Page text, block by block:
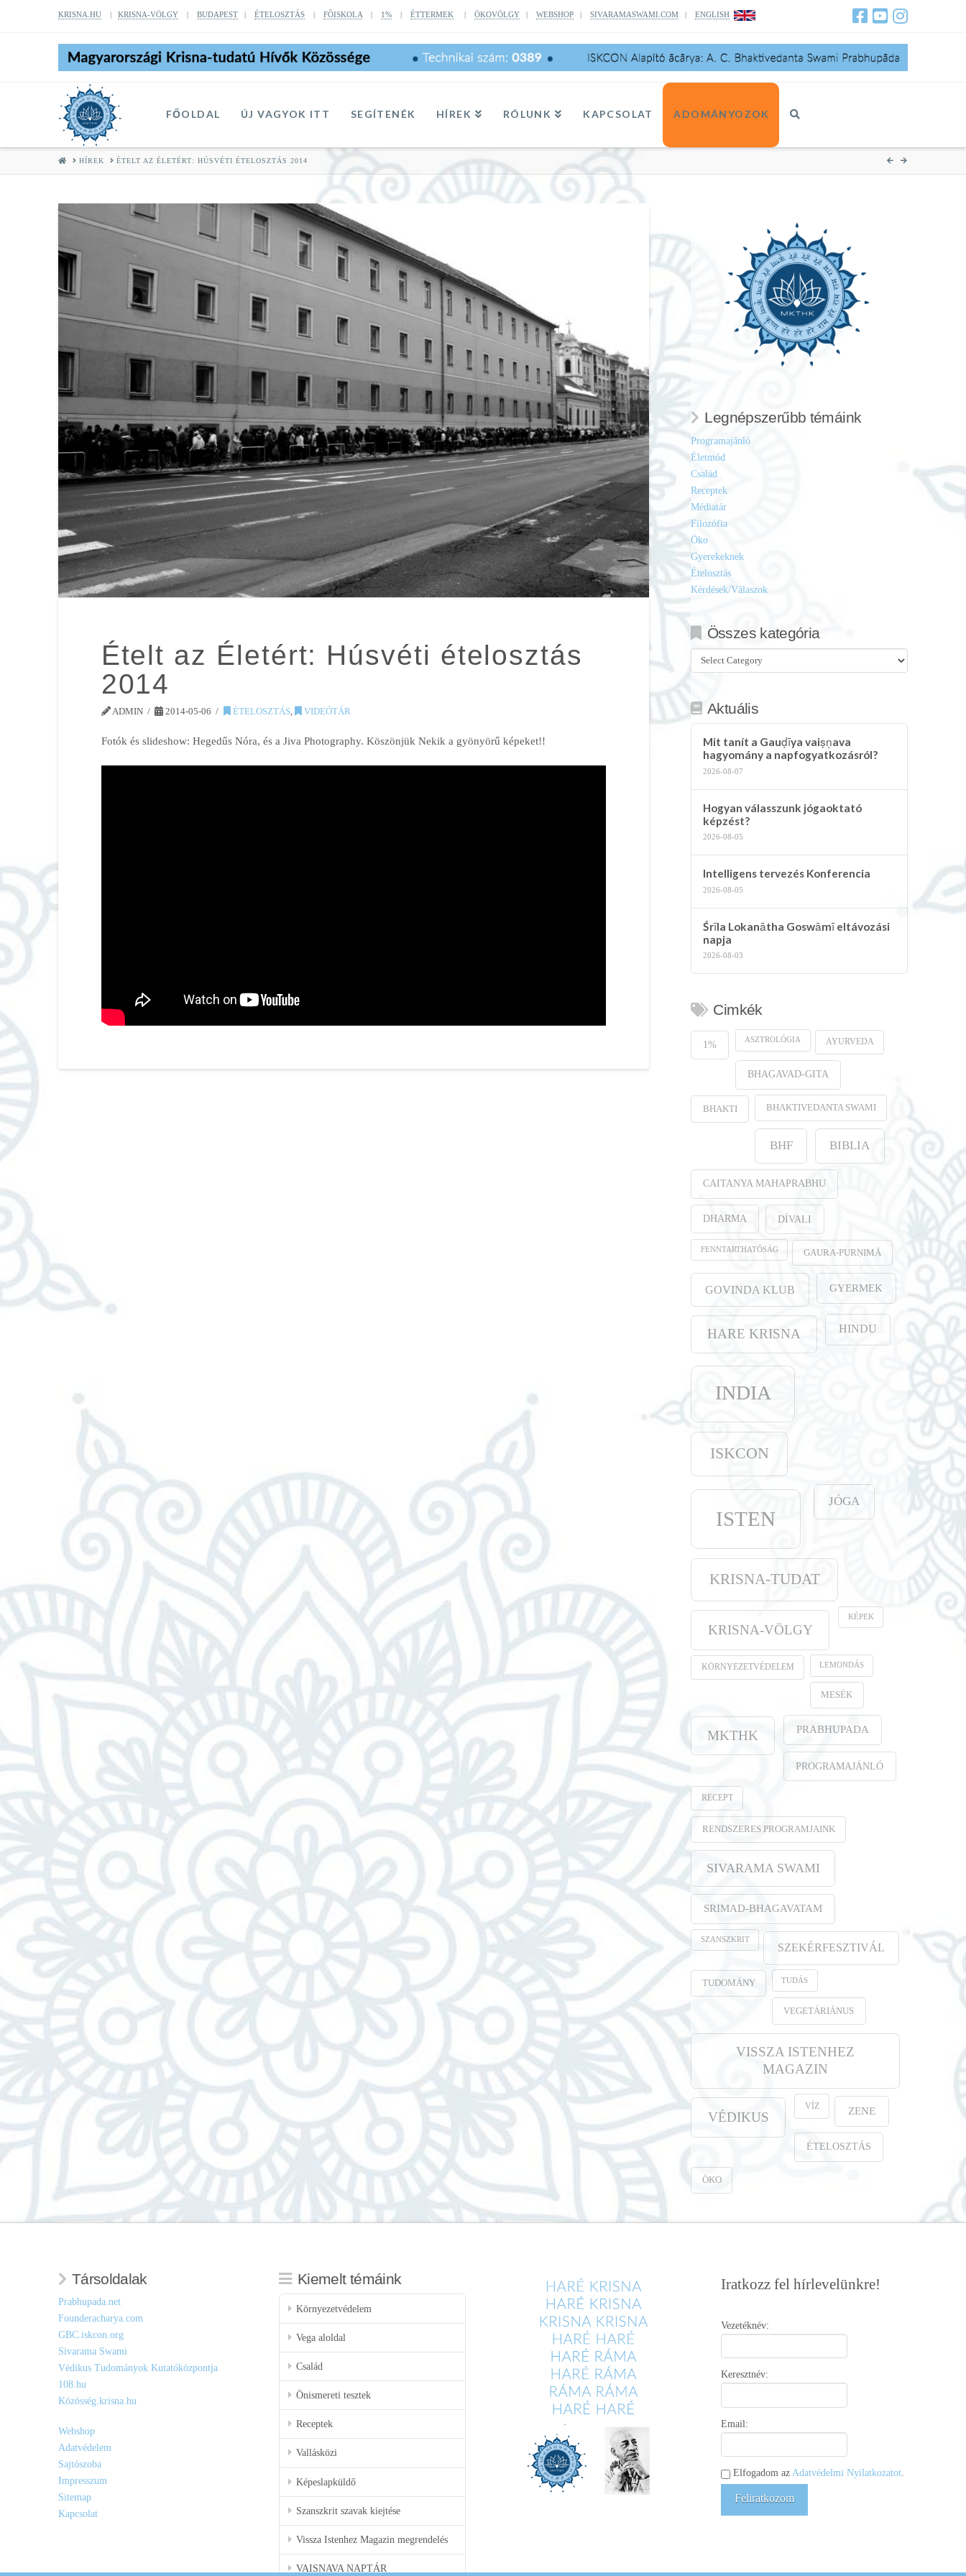
KRISNA.HU| KRISNA-VÖLGY| BUDAPEST| ÉTELOSZTÁS| FÔISKOLA| 1%| ÉTTERMEK | ÖKOVÖLGY| WEBSHOP| SIVARAMASWAMI.COM| ENGLISH
FŐOLDAL ÚJ VAGYOK ITT SEGÍTENÉK HÍREK RÓLUNK KAPCSOLAT ADOMÁNYOZOK
HOMEHÍREK ÉTELT AZ ÉLETÉRT: HÚSVÉTI ÉTELOSZTÁS 2014
Ételt az Életért: Húsvéti ételosztás
2014
ADMIN 2014-05-06 ÉTELOSZTÁS, VIDEÓTÁR
Fotók és slideshow: Hegedűs Nóra, és a Jiva Photography. Köszönjük Nekik a gyönyörű képeket!!
Legnépszerűbb témáink
Programajánló
Életmód
Család
Receptek
Médiatár
Filozófia
Öko
Gyerekeknek
Ételosztás
Kérdések/Válaszok
Összes kategória
Összes
kategória
Aktuális
Mit tanít a Gauḍīya vaiṣṇava
hagyomány a napfogyatkozásról?
2026-08-07
Hogyan válasszunk jógaoktató
képzést?
2026-08-05
Intelligens tervezés Konferencia
2026-08-05
Śrīla Lokanātha Goswāmī eltávozási
napja
2026-08-03
Cimkék
1% ASZTROLÓGIA AYURVEDA
BHAGAVAD-GITA
BHAKTI BHAKTIVEDANTA SWAMI
BHF BIBLIA
CAITANYA MAHAPRABHU
DHARMA DÍVALI
FENNTARTHATÓSÁG GAURA-PURṆIMĀ
GOVINDA KLUB GYERMEK
HARE KRISNA HINDU
INDIA
ISKCON
ISTEN
JÓGA
KRISNA-TUDAT
KRISNA-VÖLGY
KÉPEK
KÖRNYEZETVÉDELEM LEMONDÁS
MESÉK
MKTHK PRABHUPADA
PROGRAMAJÁNLÓ
RECEPT
RENDSZERES PROGRAMJAINK
SIVARAMA SWAMI
SRIMAD-BHAGAVATAM
SZANSZKRIT
SZEKÉRFESZTIVÁL
TUDOMÁNY TUDÁS
VEGETÁRIÁNUS
VISSZA ISTENHEZ
MAGAZIN
VÉDIKUS
VÍZ ZENE
ÉTELOSZTÁS
ÖKO
Társoldalak
Prabhupada.net
Founderacharya.com
GBC.iskcon.org
Sivarama Swami
Védikus Tudományok Kutatóközpontja
108.hu
Közösség.krisna.hu
Webshop
Adatvédelem
Sajtószoba
Impresszum
Sitemap
Kapcsolat
Kiemelt témáink
Környezetvédelem
Vega aloldal
Család
Önismereti tesztek
Receptek
Vallásközi
Képeslapküldő
Szanszkrit szavak kiejtése
Vissza Istenhez Magazin megrendelés
VAISNAVA NAPTÁR
Iratkozz fel hírlevelünkre!
Vezetéknév:
Keresztnév:
Email:
Elfogadom azAdatvédelmi Nyilatkozatot.
Feliratkozom